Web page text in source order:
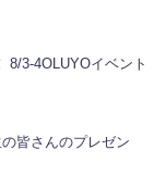
8/3-4OLUYOイベント
皆さんのプレゼン